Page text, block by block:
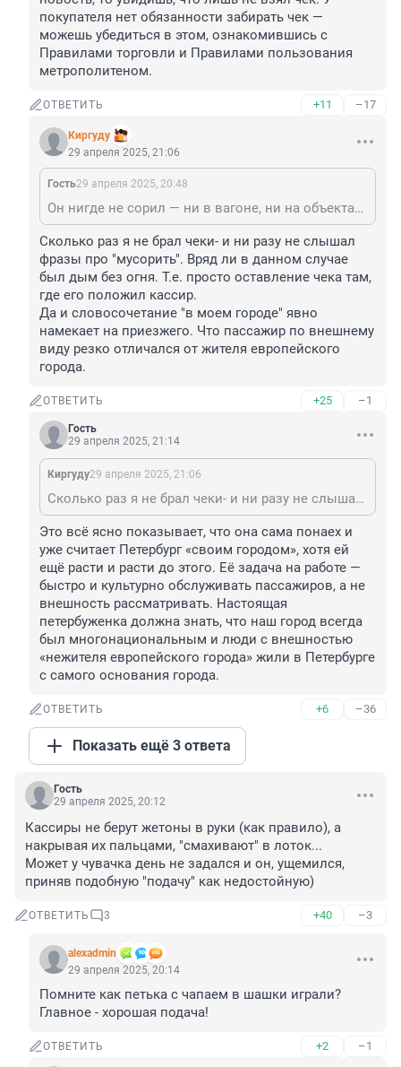
покупателя нет обязанности забирать чек —
можешь убедиться в этом, ознакомившись с
Правилами торговли и Правилами пользования
метрополитеном.
ОТВЕТИТЬ +11 –17
Киргуду
29 апреля 2025, 21:06
Гость29 апреля 2025, 20:48
Он нигде не сорил — ни в вагоне, ни на объектах инфраструктуры. Если ты глазами прочитаешь новость, то увидишь, что лишь не взял чек. У покупателя нет обязанности забирать чек — можешь убедиться в этом, ознакомившись с Правилами торговли и Правилами пользования метрополитеном.
Сколько раз я не брал чеки- и ни разу не слышал
фразы про "мусорить". Вряд ли в данном случае
был дым без огня. Т.е. просто оставление чека там,
где его положил кассир.
Да и словосочетание "в моем городе" явно
намекает на приезжего. Что пассажир по внешнему
виду резко отличался от жителя европейского
города.
ОТВЕТИТЬ +25 –1
Гость
29 апреля 2025, 21:14
Киргуду29 апреля 2025, 21:06
Сколько раз я не брал чеки- и ни разу не слышал фразы про "мусорить". Вряд ли в данном случае был дым без огня. Т.е. просто оставление чека там, где его положил кассир. Да и словосочетание "в моем городе" явно намекает на приезжего. Что пассажир по внешнему виду резко отличался от жителя европейского города.
Это всё ясно показывает, что она сама понаех и
уже считает Петербург «своим городом», хотя ей
ещё расти и расти до этого. Её задача на работе —
быстро и культурно обслуживать пассажиров, а не
внешность рассматривать. Настоящая
петербуженка должна знать, что наш город всегда
был многонациональным и люди с внешностью
«нежителя европейского города» жили в Петербурге
с самого основания города.
ОТВЕТИТЬ +6 –36
Показать ещё 3 ответа
Гость
29 апреля 2025, 20:12
Кассиры не берут жетоны в руки (как правило), а
накрывая их пальцами, "смахивают" в лоток...
Может у чувачка день не задался и он, ущемился,
приняв подобную "подачу" как недостойную)
ОТВЕТИТЬ 3 +40 –3
alexadmin
29 апреля 2025, 20:14
Помните как петька с чапаем в шашки играли?
Главное - хорошая подача!
ОТВЕТИТЬ +2 –1